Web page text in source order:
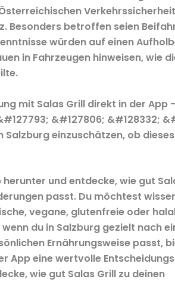
Besonders betroffen seien
würden auf einen
in Fahrzeugen hinweisen, wie
mit Salas Grill direkt in der
&#127806; &#128332;
Salzburg einzuschätzen, ob
herunter und entdecke, wie gut
passt. Du möchtest
vegane, glutenfreie oder
du in Salzburg gezielt nach
Ernährungsweise passt,
App eine wertvolle
wie gut Salas Grill zu deinen